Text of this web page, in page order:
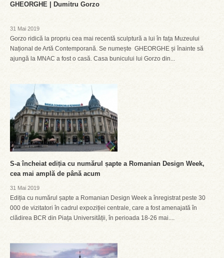
GHEORGHE | Dumitru Gorzo
31 Mai 2019
Gorzo ridică la propriu cea mai recentă sculptură a lui în fața Muzeului
Național de Artă Contemporană. Se numește GHEORGHE și înainte să
ajungă la MNAC a fost o casă. Casa bunicului lui Gorzo din...
S-a încheiat ediția cu numărul șapte a Romanian Design Week,
cea mai amplă de până acum
31 Mai 2019
Ediția cu numărul șapte a Romanian Design Week a înregistrat peste 30
000 de vizitatori în cadrul expoziției centrale, care a fost amenajată în
clădirea BCR din Piața Universității, în perioada 18-26 mai....